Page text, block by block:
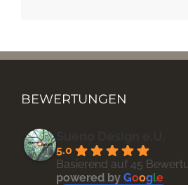
BEWERTUNGEN
5.0
Basierend auf 45
powered by Google